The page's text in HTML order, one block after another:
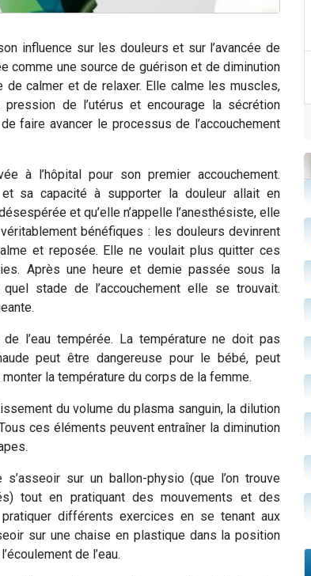
influence sur les douleurs et sur l’avancée de
comme une source de guérison et de diminution
calmer et de relaxer. Elle calme les muscles,
de l’utérus et encourage la sécrétion
faire avancer le processus de l’accouchement
à l’hôpital pour son premier accouchement.
sa capacité à supporter la douleur allait en
et qu’elle n’appelle l’anesthésiste, elle
bénéfiques : les douleurs devinrent
et reposée. Elle ne voulait plus quitter ces
Après une heure et demie passée sous la
stade de l’accouchement elle se trouvait.
l’eau tempérée. La température ne doit pas
peut être dangereuse pour le bébé, peut
la température du corps de la femme.
du volume du plasma sanguin, la dilution
ces éléments peuvent entraîner la diminution
sur un ballon-physio (que l’on trouve
tout en pratiquant des mouvements et des
différents exercices en se tenant aux
sur une chaise en plastique dans la position
de l’eau.